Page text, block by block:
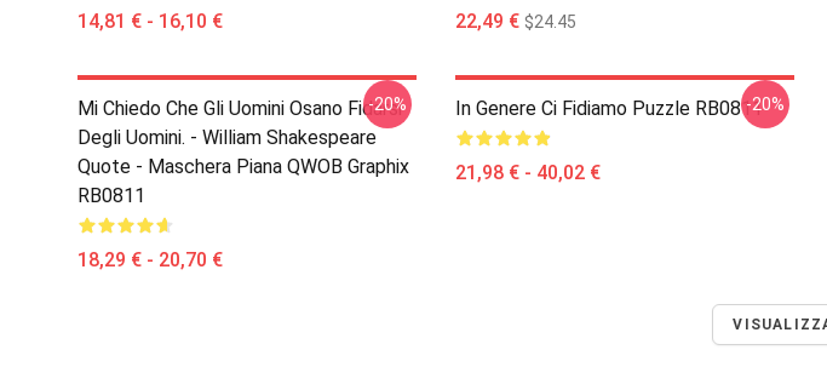
14,81 € - 16,10 € 22,49 € $24.45
Mi Chiedo Che Gli Uomini Osano Fidarsi
Degli Uomini. - William Shakespeare
Quote - Maschera Piana QWOB Graphix
RB0811
18,29 € - 20,70 €
-20% In Genere Ci Fidiamo Puzzle RB0811
21,98 € - 40,02 €
-20%